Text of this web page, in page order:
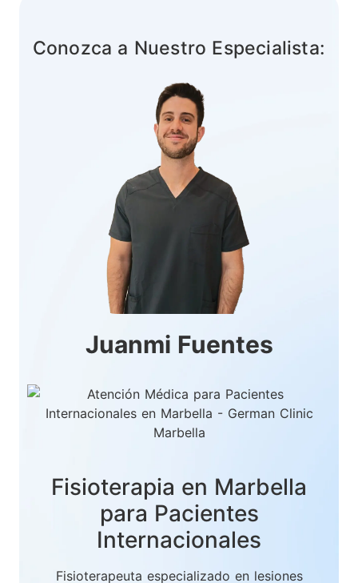
Conozca a Nuestro Especialista:
Juanmi Fuentes
Fisioterapia en Marbella
para Pacientes
Internacionales
Fisioterapeuta especializado en lesiones